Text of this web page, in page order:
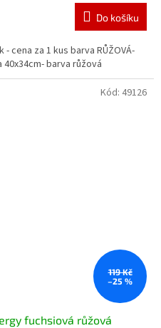
Do košíku
cena za 1 kus barva RŮŽOVÁ-
barva růžová
119 Kč
–25 %
fuchsiová růžová
Kód: 49126